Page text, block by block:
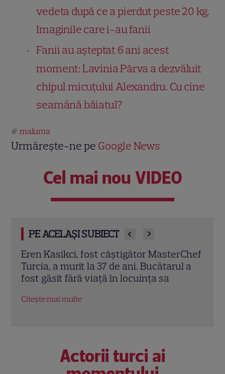
vedeta după ce a pierdut peste 20 kg.
Imaginile care i-au fanii
Fanii au așteptat 6 ani acest
moment: Lavinia Pârva a dezvăluit
chipul micuțului Alexandru. Cu cine
seamănă băiatul?
maluma
Urmărește-ne pe Google News
Cel mai nou VIDEO
PE ACELAȘI SUBIECT
Eren Kasikci, fost câștigător MasterChef
Turcia, a murit la 37 de ani. Bucătarul a
fost găsit fără viață în locuința sa
Citește mai multe
Actorii turci ai